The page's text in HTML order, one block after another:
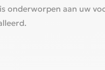
onderworpen aan uw